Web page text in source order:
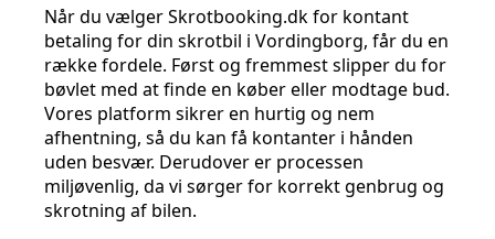
Når du vælger Skrotbooking.dk for kontant
betaling for din skrotbil i Vordingborg, får du en
række fordele. Først og fremmest slipper du for
bøvlet med at finde en køber eller modtage bud.
Vores platform sikrer en hurtig og nem
afhentning, så du kan få kontanter i hånden
uden besvær. Derudover er processen
miljøvenlig, da vi sørger for korrekt genbrug og
skrotning af bilen.